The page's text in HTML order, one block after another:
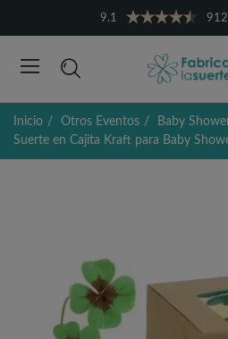
9.1 912
Inicio Otros Eventos Baby
Suerte en Cajita Kraft para Baby